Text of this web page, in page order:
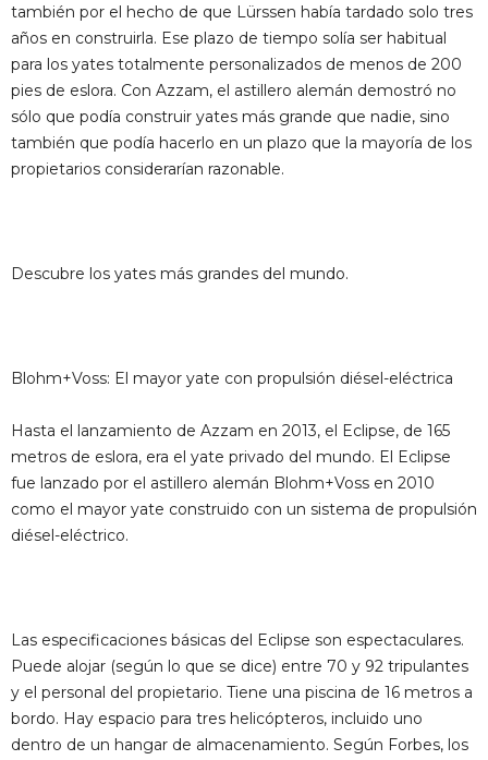
también por el hecho de que Lürssen había tardado solo tres
años en construirla. Ese plazo de tiempo solía ser habitual
para los yates totalmente personalizados de menos de 200
pies de eslora. Con Azzam, el astillero alemán demostró no
sólo que podía construir yates más grande que nadie, sino
también que podía hacerlo en un plazo que la mayoría de los
propietarios considerarían razonable.
Descubre los yates más grandes del mundo.
Blohm+Voss: El mayor yate con propulsión diésel-eléctrica
Hasta el lanzamiento de Azzam en 2013, el Eclipse, de 165
metros de eslora, era el yate privado del mundo. El Eclipse
fue lanzado por el astillero alemán Blohm+Voss en 2010
como el mayor yate construido con un sistema de propulsión
diésel-eléctrico.
Las especificaciones básicas del Eclipse son espectaculares.
Puede alojar (según lo que se dice) entre 70 y 92 tripulantes
y el personal del propietario. Tiene una piscina de 16 metros a
bordo. Hay espacio para tres helicópteros, incluido uno
dentro de un hangar de almacenamiento. Según Forbes, los